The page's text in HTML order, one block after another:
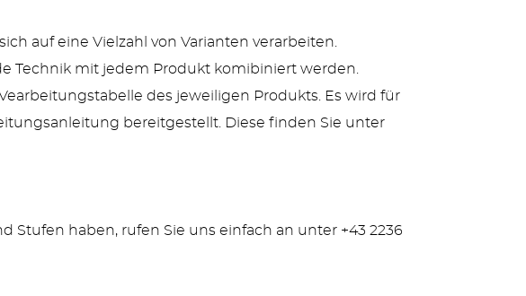
auf eine Vielzahl von Varianten verarbeiten.
Technik mit jedem Produkt komibiniert werden.
des jeweiligen Produkts. Es wird für
bereitgestellt. Diese finden Sie unter
Stufen haben, rufen Sie uns einfach an unter +43 2236